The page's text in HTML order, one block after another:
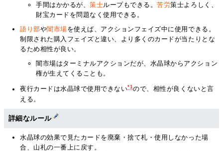
手間はかかるが、策士ループもできる。苦労策士よろしく、
財宝カードを問題なく使用できる。
語り部や闇市場を使えば、アクションフェイズ中に使用できる。
制限された購入フェイズと違い、より多くのカードが当たりとな
るため相性が良い。
闇市場はターミナルアクションだが、水晶球からアクション
権が生えてくることも。
夜行カードは水晶球で使用できない*1ので、相性が良くないと言
える。
詳細なルール
水晶球の効果で見たカードを廃棄・捨て札・使用しなかった場
合、山札の一番上に戻す。